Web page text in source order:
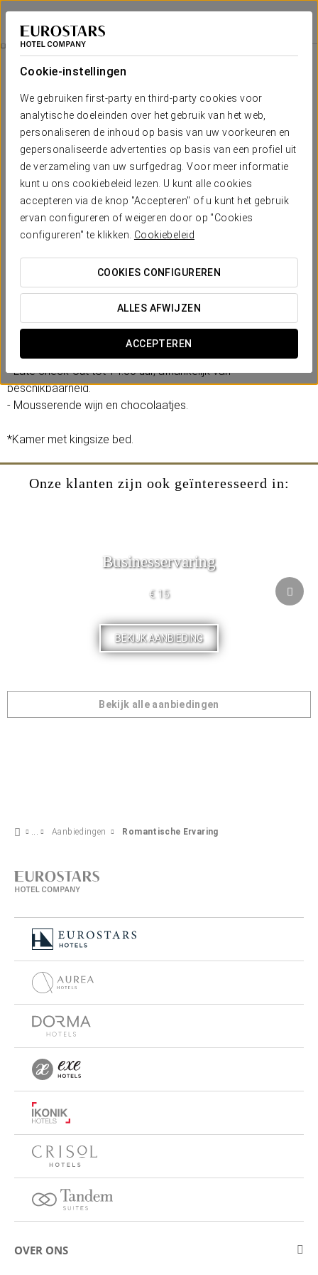
Cookie-instellingen
We gebruiken first-party en third-party cookies voor
analytische doeleinden over het gebruik van het web,
personaliseren de inhoud op basis van uw voorkeuren en
gepersonaliseerde advertenties op basis van een profiel uit
de verzameling van uw surfgedrag. Voor meer informatie
kunt u ons cookiebeleid lezen. U kunt alle cookies
accepteren via de knop "Accepteren" of u kunt het gebruik
ervan configureren of weigeren door op "Cookies
configureren" te klikken. Cookiebeleid
COOKIES CONFIGUREREN
ALLES AFWIJZEN
ACCEPTEREN
Eurostars Madrid Foro
MADRID - TRES CANTOS
Romantische Ervaring
18 €
Romantische Ervaring
Als je een romantische reis met je partner plant en je
favoriete bestemming is Madrid, dan is dit jouw perfecte
hotel. Bij Eurostars Madrid Foro willen we je helpen je partner
te verrassen met onze romantische aanbieding.
Inclusief:
- Late check-out tot 14:00 uur, afhankelijk van
beschikbaarheid.
- Mousserende wijn en chocolaatjes.
*Kamer met kingsize bed.
Onze klanten zijn ook geïnteresseerd in:
Businesservaring
€ 15
BEKIJK AANBIEDING
Bekijk alle aanbiedingen
Aanbiedingen Romantische Ervaring
OVER ONS